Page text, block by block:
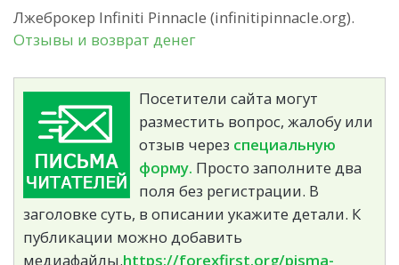
Лжеброкер Infiniti Pinnacle (infinitipinnacle.org).
Отзывы и возврат денег
Посетители сайта могут
разместить вопрос, жалобу или
отзыв через специальную
форму. Просто заполните два
поля без регистрации. В
заголовке суть, в описании укажите детали. К
публикации можно добавить
медиафайлы.https://forexfirst.org/pisma-